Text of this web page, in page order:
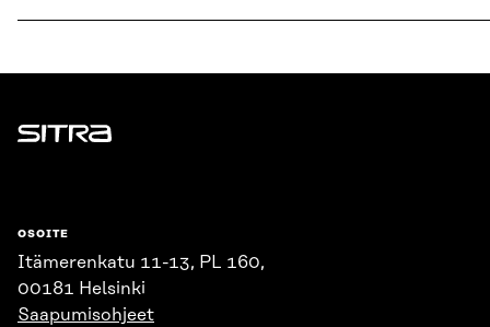
Sitra
OSOITE
Itämerenkatu 11-13, PL 160,
00181 Helsinki
Saapumisohjeet